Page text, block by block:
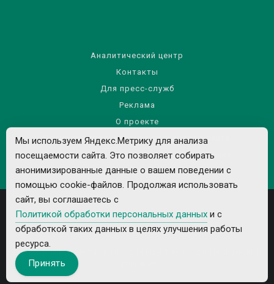
Аналитический центр
Контакты
Для пресс-служб
Реклама
О проекте
Правила использования материалов сайта
Политика обработки персональных данных
Все рекламируемые товары и услуги имеют необходимые лицензии и
Мы используем Яндекс.Метрику для анализа
посещаемости сайта. Это позволяет собирать
анонимизированные данные о вашем поведении с
помощью cookie-файлов. Продолжая использовать
сайт, вы соглашаетесь с
Политикой обработки персональных данных и с
обработкой таких данных в целях улучшения работы
ресурса.
Принять